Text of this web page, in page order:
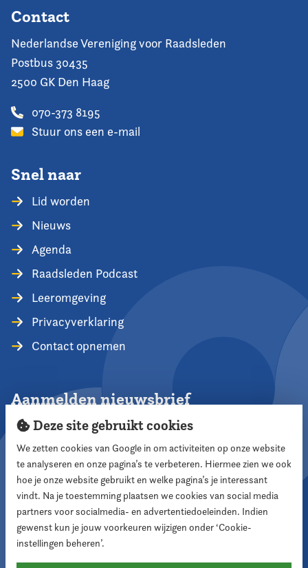
Contact
Nederlandse Vereniging voor Raadsleden
Postbus 30435
2500 GK Den Haag
070-373 8195
Stuur ons een e-mail
Snel naar
Lid worden
Nieuws
Agenda
Raadsleden Podcast
Leeromgeving
Privacyverklaring
Contact opnemen
Aanmelden nieuwsbrief
Aanmelden
Volg ons
Deze site gebruikt cookies
We zetten cookies van Google in om activiteiten op onze website
te analyseren en onze pagina’s te verbeteren. Hiermee zien we ook
hoe je onze website gebruikt en welke pagina’s je interessant
vindt. Na je toestemming plaatsen we cookies van social media
partners voor socialmedia- en advertentiedoeleinden. Indien
gewenst kun je jouw voorkeuren wijzigen onder ‘Cookie-
instellingen beheren’.